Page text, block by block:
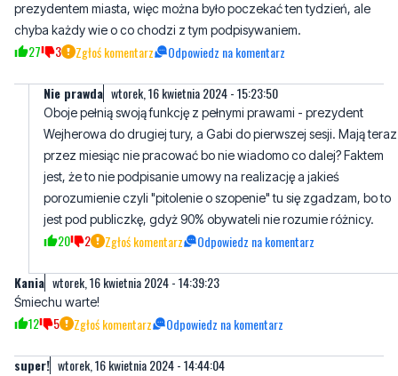
prezydentem miasta, więc można było poczekać ten tydzień, ale
chyba każdy wie o co chodzi z tym podpisywaniem.
27 3 Zgłoś komentarz Odpowiedz na komentarz
Nie prawda wtorek, 16 kwietnia 2024 - 15:23:50
Oboje pełnią swoją funkcję z pełnymi prawami - prezydent
Wejherowa do drugiej tury, a Gabi do pierwszej sesji. Mają teraz
przez miesiąc nie pracować bo nie wiadomo co dalej? Faktem
jest, że to nie podpisanie umowy na realizację a jakieś
porozumienie czyli "pitolenie o szopenie" tu się zgadzam, bo to
jest pod publiczkę, gdyż 90% obywateli nie rozumie różnicy.
20 2 Zgłoś komentarz Odpowiedz na komentarz
Kania wtorek, 16 kwietnia 2024 - 14:39:23
Śmiechu warte!
12 5 Zgłoś komentarz Odpowiedz na komentarz
super! wtorek, 16 kwietnia 2024 - 14:44:04